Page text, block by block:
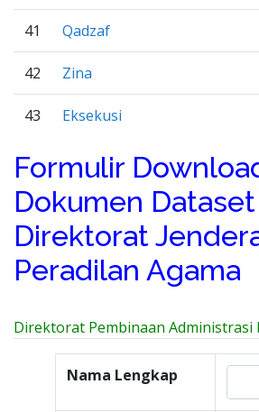
41 Qadzaf
42 Zina
43 Eksekusi
Formulir
Dokumen
Direktorat
Peradilan Agama
Direktorat Pembinaan Administrasi
Nama Lengkap